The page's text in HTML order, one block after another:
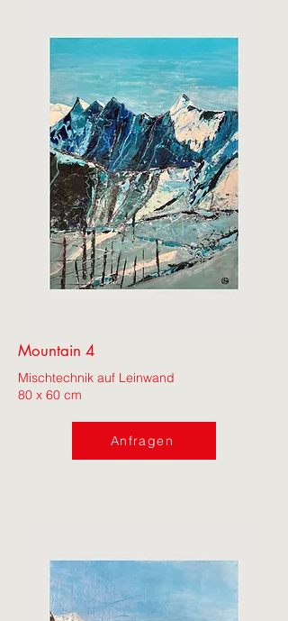
Mountain 4
Mischtechnik auf Leinwand
80 x 60 cm
Anfragen